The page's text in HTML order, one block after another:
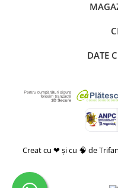
DATE
Creat cu ❤ și cu 🧠 de